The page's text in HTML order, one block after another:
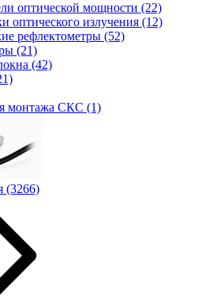
оптической мощности (22)
оптического излучения (12)
рефлектометры (52)
(21)
(42)
монтажа СКС (1)
(3266)